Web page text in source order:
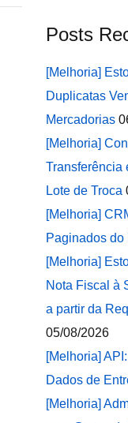
Posts
[Melhoria]
Duplicatas
Mercadorias
[Melhoria]
Transferência
Lote de Troca
[Melhoria]
Paginados do
[Melhoria]
Nota Fiscal à
a partir da
05/08/2026
[Melhoria]
Dados de
[Melhoria]